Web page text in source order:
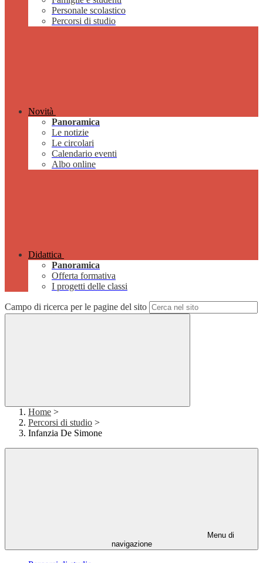
Personale scolastico
Percorsi di studio
Novità
Panoramica
Le notizie
Le circolari
Calendario eventi
Albo online
Didattica
Panoramica
Offerta formativa
I progetti delle classi
Campo di ricerca per le pagine del sito
Home >
Percorsi di studio >
Infanzia De Simone
Menu di
navigazione